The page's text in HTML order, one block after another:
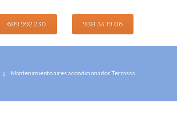
689 992 230 938 34 19 06
Mantenimiento aires acondicionados Terrassa